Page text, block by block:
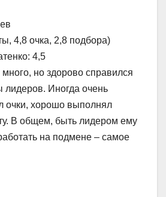
4,8 очка, 2,8 подбора)
4,5
но здорово справился
Иногда очень
очки, хорошо выполнял
В общем, быть лидером ему
на подмене – самое